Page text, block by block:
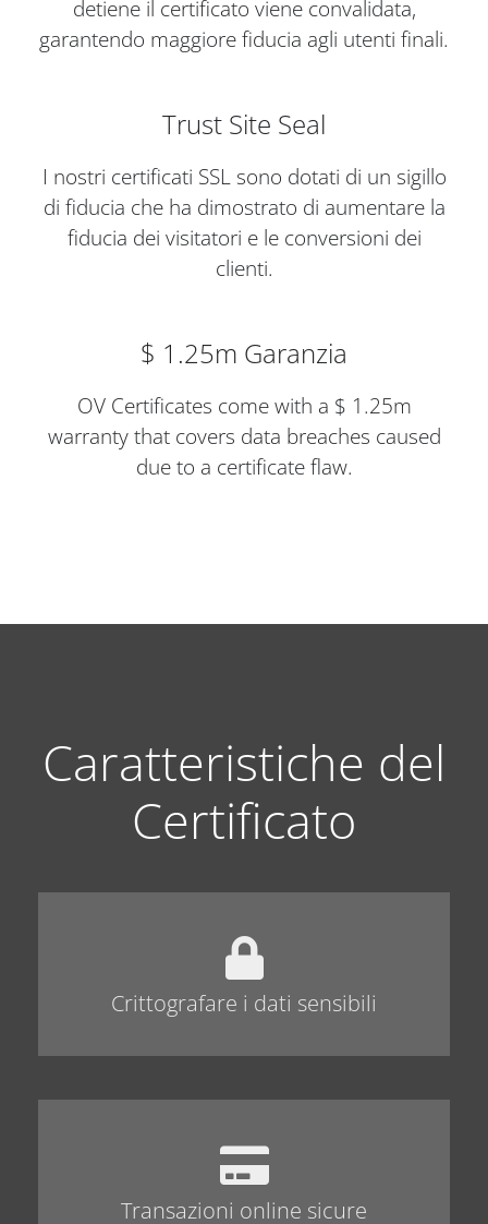
detiene il certificato viene convalidata,
garantendo maggiore fiducia agli utenti finali.
Trust Site Seal
I nostri certificati SSL sono dotati di un sigillo
di fiducia che ha dimostrato di aumentare la
fiducia dei visitatori e le conversioni dei
clienti.
$ 1.25m Garanzia
OV Certificates come with a $ 1.25m
warranty that covers data breaches caused
due to a certificate flaw.
Caratteristiche del
Certificato
Crittografare i dati sensibili
Transazioni online sicure